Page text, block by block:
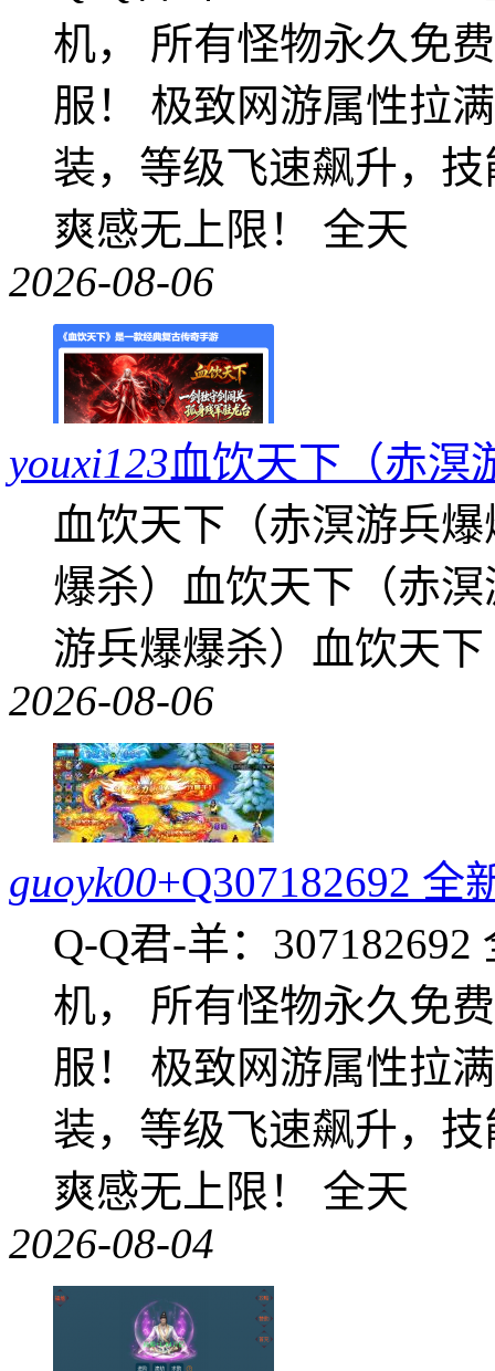
机， 所有怪物永久免
服！ 极致网游属性拉
装，等级飞速飙升，
爽感无上限！ 全天
2026-08-06
youxi123血饮天下（赤溟
血饮天下（赤溟游兵
爆杀）血饮天下（赤
游兵爆爆杀）血饮天
2026-08-06
guoyk00+Q307182692
Q-Q君-羊：
机， 所有怪物永久免
服！ 极致网游属性拉
装，等级飞速飙升，
爽感无上限！ 全天
2026-08-04